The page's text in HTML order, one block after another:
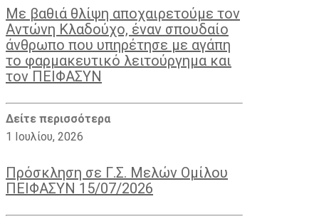
Με βαθιά θλίψη αποχαιρετούμε τον
Αντώνη Κλαδούχο, έναν σπουδαίο
άνθρωπο που υπηρέτησε με αγάπη
το φαρμακευτικό λειτούργημα και
τον ΠΕΙΦΑΣΥΝ
Δείτε περισσότερα
1 Ιουλίου, 2026
Πρόσκληση σε Γ.Σ. Μελών Ομίλου
ΠΕΙΦΑΣΥΝ 15/07/2026